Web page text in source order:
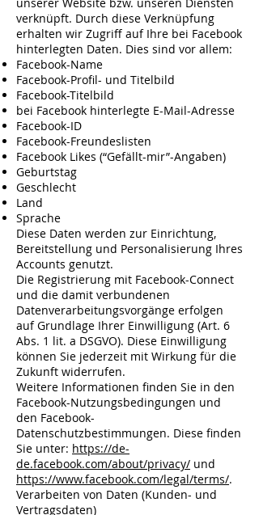
verknüpft. Durch diese Verknüpfung
erhalten wir Zugriff auf Ihre bei Facebook
hinterlegten Daten. Dies sind vor allem:
Facebook-Name
Facebook-Profil- und Titelbild
Facebook-Titelbild
bei Facebook hinterlegte E-Mail-Adresse
Facebook-ID
Facebook-Freundeslisten
Facebook Likes (“Gefällt-mir”-Angaben)
Geburtstag
Geschlecht
Land
Sprache
Diese Daten werden zur Einrichtung,
Bereitstellung und Personalisierung Ihres
Accounts genutzt.
Die Registrierung mit Facebook-Connect
und die damit verbundenen
Datenverarbeitungsvorgänge erfolgen
auf Grundlage Ihrer Einwilligung (Art. 6
Abs. 1 lit. a DSGVO). Diese Einwilligung
können Sie jederzeit mit Wirkung für die
Zukunft widerrufen.
Weitere Informationen finden Sie in den
Facebook-Nutzungsbedingungen und
den Facebook-
Datenschutzbestimmungen. Diese finden
Sie unter: https://de-
de.facebook.com/about/privacy/ und
https://www.facebook.com/legal/terms/.
Verarbeiten von Daten (Kunden- und
Vertragsdaten)